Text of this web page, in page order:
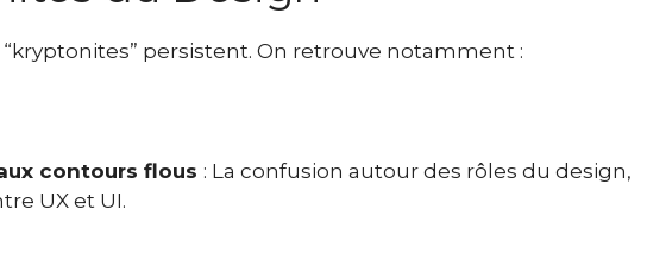
persistent. On retrouve notamment :
contours flous : La confusion autour des rôles du design,
UX et UI.